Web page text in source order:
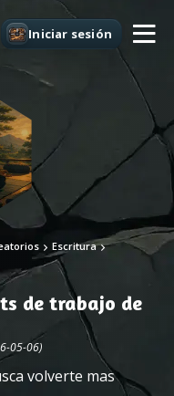
Iniciar sesión
Escritura
de trabajo de
05-06)
volverte mas